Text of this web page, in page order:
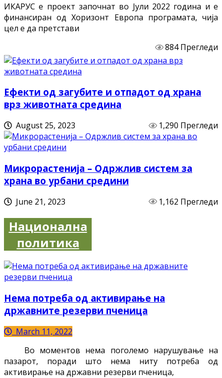
ИКАРУС е проект започнат во Јули 2022 година и е
финансиран од Хоризонт Европа програмата, чија
цел е да претстави
884 Прегледи
Ефекти од загубите и отпадот од храна
врз животната средина
August 25, 2023 1,290 Прегледи
Микрорастенија – Одржлив систем за
храна во урбани средини
June 21, 2023 1,162 Прегледи
Национална
политика
Нема потреба од активирање на
државните резерви пченица
March 11, 2022
Во моментов нема поголемо нарушување на
пазарот, поради што нема ниту потреба од
активирање на државни резерви пченица,